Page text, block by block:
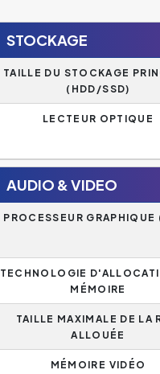
STOCKAGE
TAILLE DU STOCKAGE
(HDD/SSD)
LECTEUR OPTIQUE
AUDIO & VIDEO
PROCESSEUR GRAPHIQUE
TECHNOLOGIE
MÉMOIRE
TAILLE MAXIMALE DE LA
ALLOUÉE
MÉMOIRE VIDÉO